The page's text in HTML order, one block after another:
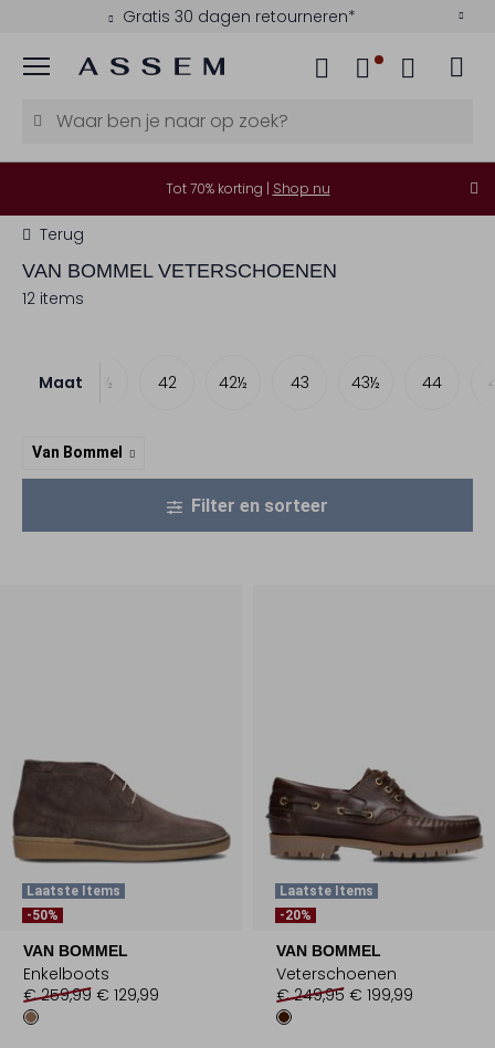
Gratis 30 dagen retourneren*
Menu
Tot 70% korting | Shop nu
Terug
VAN BOMMELVETERSCHOENEN
12 items
Maat
41 41½ 42 42½ 43 43½ 44
Van Bommel
Filter en sorteer
Laatste Items
-50%
VAN BOMMEL
Enkelboots
€ 259,99 € 129,99
Laatste Items
-20%
VAN BOMMEL
Veterschoenen
€ 249,95 € 199,99